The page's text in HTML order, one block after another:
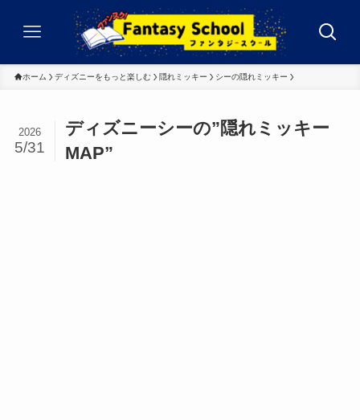
ホーム ディズニーをもっと楽しむ 隠れミッキー シーの隠れミッキー
ディズニーシーの”隠れミッキー
MAP”
2026
5/31